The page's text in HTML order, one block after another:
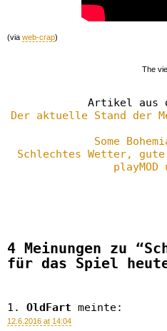
(via web-crap)
The
Artikel aus
Der aktuelle Stand der
Some
Schlechtes Wetter,
4 Meinungen zu
für das Spiel heute
OldFart meinte:
12.6.2016 at 14:04